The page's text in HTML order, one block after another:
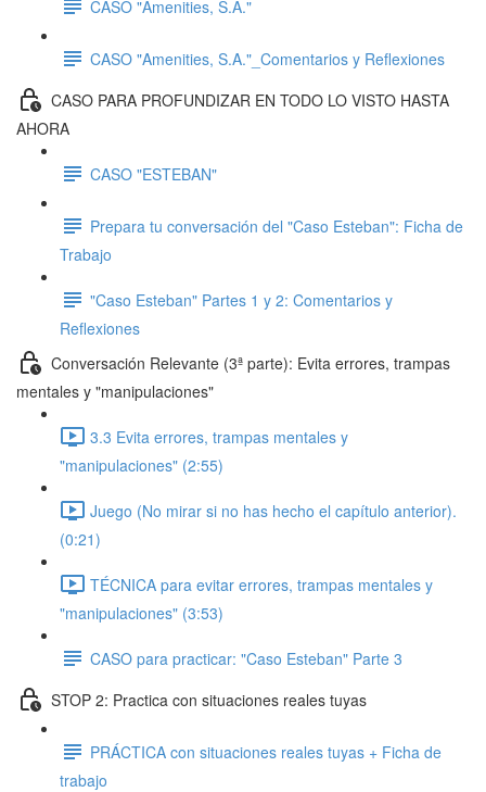
CASO "Amenities, S.A."
CASO "Amenities, S.A."_Comentarios y Reflexiones
CASO PARA PROFUNDIZAR EN TODO LO VISTO HASTA
AHORA
CASO "ESTEBAN"
Prepara tu conversación del "Caso Esteban": Ficha de
Trabajo
"Caso Esteban" Partes 1 y 2: Comentarios y
Reflexiones
Conversación Relevante (3ª parte): Evita errores, trampas
mentales y "manipulaciones"
3.3 Evita errores, trampas mentales y
"manipulaciones" (2:55)
Juego (No mirar si no has hecho el capítulo anterior).
(0:21)
TÉCNICA para evitar errores, trampas mentales y
"manipulaciones" (3:53)
CASO para practicar: "Caso Esteban" Parte 3
STOP 2: Practica con situaciones reales tuyas
PRÁCTICA con situaciones reales tuyas + Ficha de
trabajo